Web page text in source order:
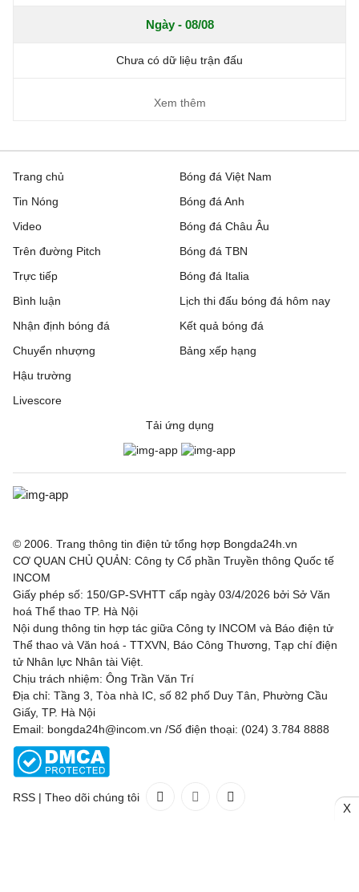
Ngày - 08/08
Chưa có dữ liệu trận đấu
Xem thêm
Trang chủ
Tin Nóng
Video
Trên đường Pitch
Trực tiếp
Bóng đá Việt Nam
Bóng đá Anh
Bóng đá Châu Âu
Bóng đá TBN
Bóng đá Italia
Bình luận
Nhận định bóng đá
Chuyển nhượng
Hậu trường
Livescore
Lịch thi đấu bóng đá hôm nay
Kết quả bóng đá
Bảng xếp hạng
Tải ứng dụng
© 2006. Trang thông tin điện tử tổng hợp Bongda24h.vn
CƠ QUAN CHỦ QUẢN: Công ty Cổ phần Truyền thông Quốc tế
INCOM
Giấy phép số: 150/GP-SVHTT cấp ngày 03/4/2026 bởi Sở Văn
hoá Thể thao TP. Hà Nội
Nội dung thông tin hợp tác giữa Công ty INCOM và Báo điện tử
Thể thao và Văn hoá - TTXVN, Báo Công Thương, Tạp chí điện
tử Nhân lực Nhân tài Việt.
Chịu trách nhiệm: Ông Trần Văn Trí
Địa chỉ: Tầng 3, Tòa nhà IC, số 82 phố Duy Tân, Phường Cầu
Giấy, TP. Hà Nội
Email: bongda24h@incom.vn /Số điện thoại: (024) 3.784 8888
RSS | Theo dõi chúng tôi
X